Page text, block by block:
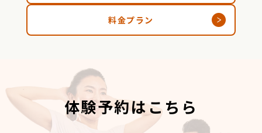
料金プラン
体験予約はこちら